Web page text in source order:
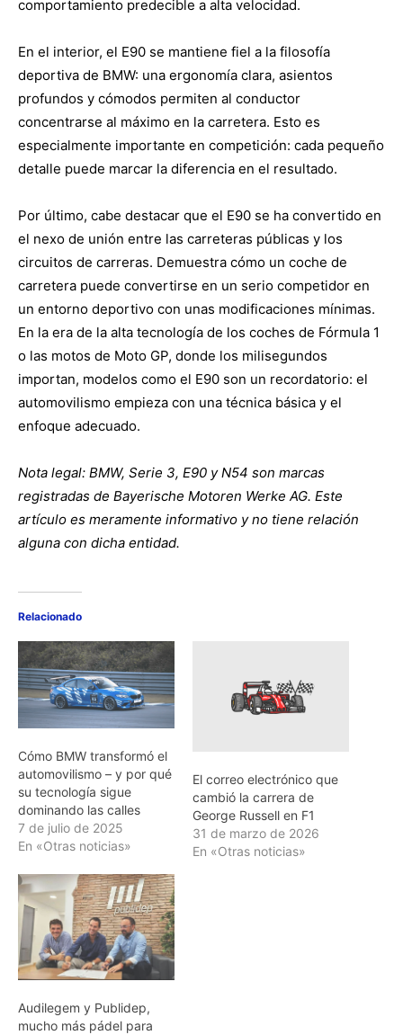
comportamiento predecible a alta velocidad.
En el interior, el E90 se mantiene fiel a la filosofía
deportiva de BMW: una ergonomía clara, asientos
profundos y cómodos permiten al conductor
concentrarse al máximo en la carretera. Esto es
especialmente importante en competición: cada pequeño
detalle puede marcar la diferencia en el resultado.
Por último, cabe destacar que el E90 se ha convertido en
el nexo de unión entre las carreteras públicas y los
circuitos de carreras. Demuestra cómo un coche de
carretera puede convertirse en un serio competidor en
un entorno deportivo con unas modificaciones mínimas.
En la era de la alta tecnología de los coches de Fórmula 1
o las motos de Moto GP, donde los milisegundos
importan, modelos como el E90 son un recordatorio: el
automovilismo empieza con una técnica básica y el
enfoque adecuado.
Nota legal: BMW, Serie 3, E90 y N54 son marcas
registradas de Bayerische Motoren Werke AG. Este
artículo es meramente informativo y no tiene relación
alguna con dicha entidad.
Relacionado
Cómo BMW transformó el
automovilismo – y por qué
su tecnología sigue
dominando las calles
7 de julio de 2025
En «Otras noticias»
El correo electrónico que
cambió la carrera de
George Russell en F1
31 de marzo de 2026
En «Otras noticias»
Audilegem y Publidep,
mucho más pádel para